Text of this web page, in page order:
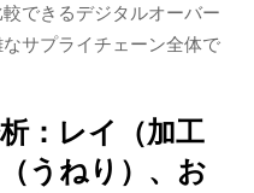
できるデジタルオーバー
サプライチェーン全体で
：レイ（加工
うねり）、お